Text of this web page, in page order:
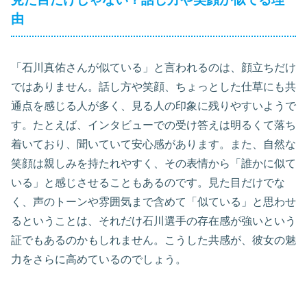
由
「石川真佑さんが似ている」と言われるのは、顔立ちだけ
ではありません。話し方や笑顔、ちょっとした仕草にも共
通点を感じる人が多く、見る人の印象に残りやすいようで
す。たとえば、インタビューでの受け答えは明るくて落ち
着いており、聞いていて安心感があります。また、自然な
笑顔は親しみを持たれやすく、その表情から「誰かに似て
いる」と感じさせることもあるのです。見た目だけでな
く、声のトーンや雰囲気まで含めて「似ている」と思わせ
るということは、それだけ石川選手の存在感が強いという
証でもあるのかもしれません。こうした共感が、彼女の魅
力をさらに高めているのでしょう。